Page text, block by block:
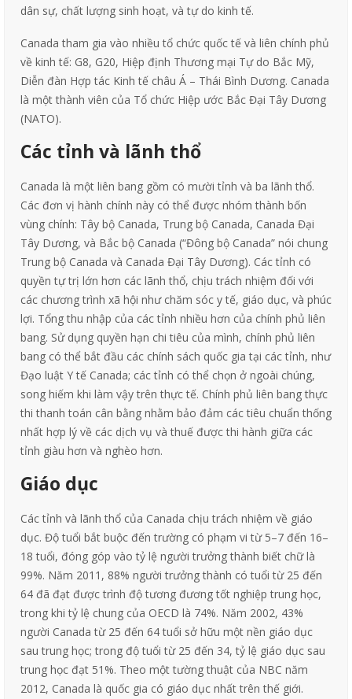
dân sự, chất lượng sinh hoạt, và tự do kinh tế.
Canada tham gia vào nhiều tổ chức quốc tế và liên chính phủ
về kinh tế: G8, G20, Hiệp định Thương mại Tự do Bắc Mỹ,
Diễn đàn Hợp tác Kinh tế châu Á – Thái Bình Dương. Canada
là một thành viên của Tổ chức Hiệp ước Bắc Đại Tây Dương
(NATO).
Các tỉnh và lãnh thổ
Canada là một liên bang gồm có mười tỉnh và ba lãnh thổ.
Các đơn vị hành chính này có thể được nhóm thành bốn
vùng chính: Tây bộ Canada, Trung bộ Canada, Canada Đại
Tây Dương, và Bắc bộ Canada (“Đông bộ Canada” nói chung
Trung bộ Canada và Canada Đại Tây Dương). Các tỉnh có
quyền tự trị lớn hơn các lãnh thổ, chịu trách nhiệm đối với
các chương trình xã hội như chăm sóc y tế, giáo dục, và phúc
lợi. Tổng thu nhập của các tỉnh nhiều hơn của chính phủ liên
bang. Sử dụng quyền hạn chi tiêu của mình, chính phủ liên
bang có thể bắt đầu các chính sách quốc gia tại các tỉnh, như
Đạo luật Y tế Canada; các tỉnh có thể chọn ở ngoài chúng,
song hiếm khi làm vậy trên thực tế. Chính phủ liên bang thực
thi thanh toán cân bằng nhằm bảo đảm các tiêu chuẩn thống
nhất hợp lý về các dịch vụ và thuế được thi hành giữa các
tỉnh giàu hơn và nghèo hơn.
Giáo dục
Các tỉnh và lãnh thổ của Canada chịu trách nhiệm về giáo
dục. Độ tuổi bắt buộc đến trường có phạm vi từ 5–7 đến 16–
18 tuổi, đóng góp vào tỷ lệ người trưởng thành biết chữ là
99%. Năm 2011, 88% người trưởng thành có tuổi từ 25 đến
64 đã đạt được trình độ tương đương tốt nghiệp trung học,
trong khi tỷ lệ chung của OECD là 74%. Năm 2002, 43%
người Canada từ 25 đến 64 tuổi sở hữu một nền giáo dục
sau trung học; trong độ tuổi từ 25 đến 34, tỷ lệ giáo dục sau
trung học đạt 51%. Theo một tường thuật của NBC năm
2012, Canada là quốc gia có giáo dục nhất trên thế giới.